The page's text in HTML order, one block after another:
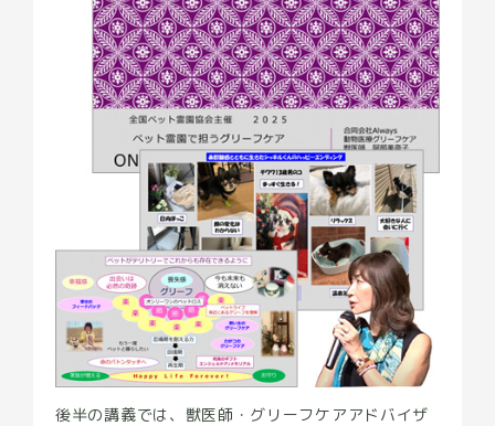
後半の講義では、獣医師・グリーフケアアドバイザ